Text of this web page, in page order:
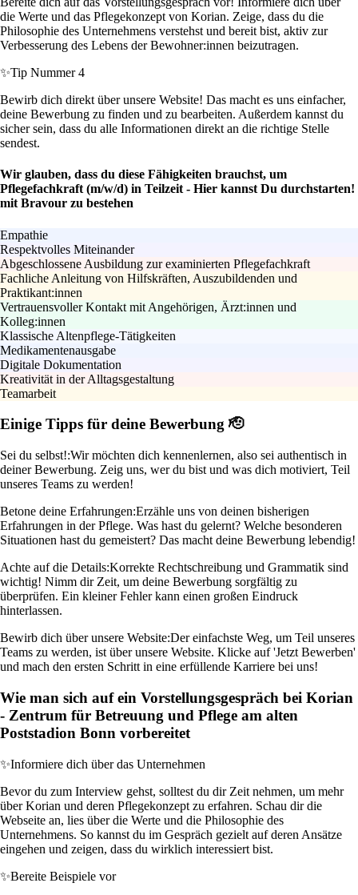
die Werte und das Pflegekonzept von Korian. Zeige, dass du die
Philosophie des Unternehmens verstehst und bereit bist, aktiv zur
Verbesserung des Lebens der Bewohner:innen beizutragen.
✨Tip Nummer 4
Bewirb dich direkt über unsere Website! Das macht es uns einfacher,
deine Bewerbung zu finden und zu bearbeiten. Außerdem kannst du
sicher sein, dass du alle Informationen direkt an die richtige Stelle
sendest.
Wir glauben, dass du diese Fähigkeiten brauchst, um
Pflegefachkraft (m/w/d) in Teilzeit - Hier kannst Du durchstarten!
mit Bravour zu bestehen
Empathie
Respektvolles Miteinander
Abgeschlossene Ausbildung zur examinierten Pflegefachkraft
Fachliche Anleitung von Hilfskräften, Auszubildenden und
Praktikant:innen
Vertrauensvoller Kontakt mit Angehörigen, Ärzt:innen und
Kolleg:innen
Klassische Altenpflege-Tätigkeiten
Medikamentenausgabe
Digitale Dokumentation
Kreativität in der Alltagsgestaltung
Teamarbeit
Einige Tipps für deine Bewerbung 🫡
Sei du selbst!:Wir möchten dich kennenlernen, also sei authentisch in
deiner Bewerbung. Zeig uns, wer du bist und was dich motiviert, Teil
unseres Teams zu werden!
Betone deine Erfahrungen:Erzähle uns von deinen bisherigen
Erfahrungen in der Pflege. Was hast du gelernt? Welche besonderen
Situationen hast du gemeistert? Das macht deine Bewerbung lebendig!
Achte auf die Details:Korrekte Rechtschreibung und Grammatik sind
wichtig! Nimm dir Zeit, um deine Bewerbung sorgfältig zu
überprüfen. Ein kleiner Fehler kann einen großen Eindruck
hinterlassen.
Bewirb dich über unsere Website:Der einfachste Weg, um Teil unseres
Teams zu werden, ist über unsere Website. Klicke auf 'Jetzt Bewerben'
und mach den ersten Schritt in eine erfüllende Karriere bei uns!
Wie man sich auf ein Vorstellungsgespräch bei Korian
- Zentrum für Betreuung und Pflege am alten
Poststadion Bonn vorbereitet
✨Informiere dich über das Unternehmen
Bevor du zum Interview gehst, solltest du dir Zeit nehmen, um mehr
über Korian und deren Pflegekonzept zu erfahren. Schau dir die
Webseite an, lies über die Werte und die Philosophie des
Unternehmens. So kannst du im Gespräch gezielt auf deren Ansätze
eingehen und zeigen, dass du wirklich interessiert bist.
✨Bereite Beispiele vor